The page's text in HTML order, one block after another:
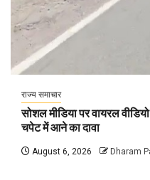
राज्य समाचार
सोशल मीडिया पर वायरल
चपेट में आने का दावा
August 6, 2026 Dharam